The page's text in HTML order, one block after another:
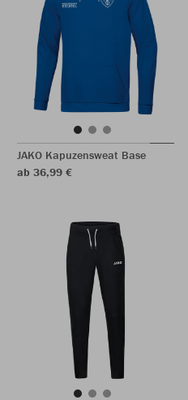
JAKO Kapuzensweat Base
ab 36,99 €